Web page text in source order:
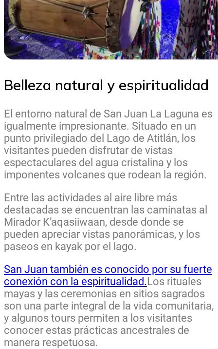
Belleza natural y espiritualidad
El entorno natural de San Juan La Laguna es
igualmente impresionante. Situado en un
punto privilegiado del Lago de Atitlán, los
visitantes pueden disfrutar de vistas
espectaculares del agua cristalina y los
imponentes volcanes que rodean la región.
Entre las actividades al aire libre más
destacadas se encuentran las caminatas al
Mirador K’aqasiiwaan, desde donde se
pueden apreciar vistas panorámicas, y los
paseos en kayak por el lago.
San Juan también es conocido por su fuerte
conexión con la espiritualidad.Los rituales
mayas y las ceremonias en sitios sagrados
son una parte integral de la vida comunitaria,
y algunos tours permiten a los visitantes
conocer estas prácticas ancestrales de
manera respetuosa.